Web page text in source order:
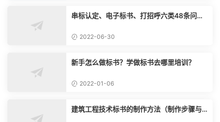
串标认定、电子标书、打招呼六类48条问题
2022-06-30
新手怎么做标书？学做标书去哪里培训？
2022-01-06
建筑工程技术标书的制作方法（制作步骤与